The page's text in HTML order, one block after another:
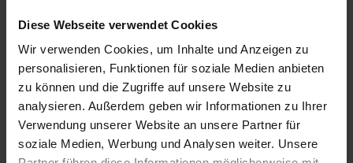
Diese Webseite verwendet Cookies
Wir verwenden Cookies, um Inhalte und Anzeigen zu
personalisieren, Funktionen für soziale Medien anbieten
zu können und die Zugriffe auf unsere Website zu
analysieren. Außerdem geben wir Informationen zu Ihrer
Verwendung unserer Website an unsere Partner für
soziale Medien, Werbung und Analysen weiter. Unsere